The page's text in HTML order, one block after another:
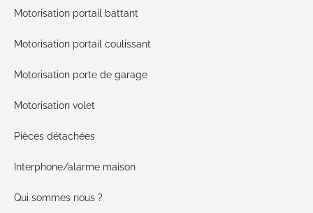
Motorisation portail battant
Motorisation portail coulissant
Motorisation porte de garage
Motorisation volet
Pièces détachées
Interphone/alarme maison
Qui sommes nous ?